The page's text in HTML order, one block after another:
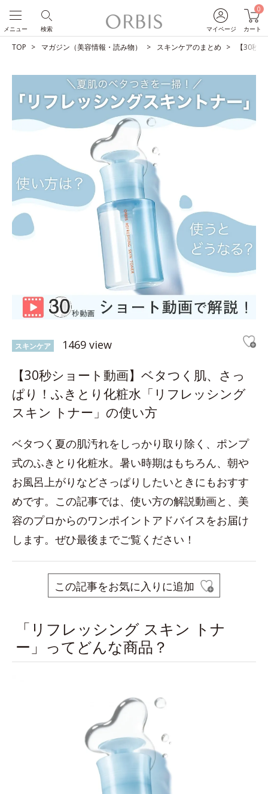
マイページ
0
カート
検索
メニュー
TOP マガジン（美容情報・読み物） スキンケアのまとめ 【30秒
スキンケア 1469 view
【30秒ショート動画】ベタつく肌、さっ
ぱり！ふきとり化粧水「リフレッシング
スキン トナー」の使い方
ベタつく夏の肌汚れをしっかり取り除く、ポンプ
式のふきとり化粧水。暑い時期はもちろん、朝や
お風呂上がりなどさっぱりしたいときにもおすす
めです。この記事では、使い方の解説動画と、美
容のプロからのワンポイントアドバイスをお届け
します。ぜひ最後までご覧ください！
この記事をお気に入りに追加
「リフレッシング スキン トナ
ー」ってどんな商品？